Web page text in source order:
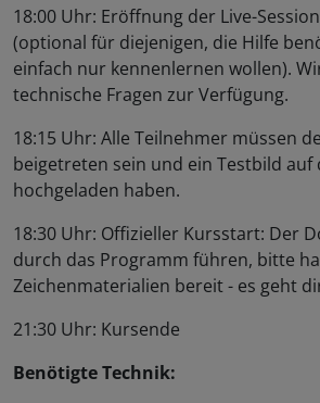
18:00 Uhr: Eröffnung der Live-
(optional für diejenigen, die Hilfe
einfach nur kennenlernen wollen).
technische Fragen zur Verfügung.
18:15 Uhr: Alle Teilnehmer müssen
beigetreten sein und ein Testbild auf
hochgeladen haben.
18:30 Uhr: Offizieller Kursstart: Der
durch das Programm führen, bitte
Zeichenmaterialien bereit - es geht
21:30 Uhr: Kursende
Benötigte Technik: